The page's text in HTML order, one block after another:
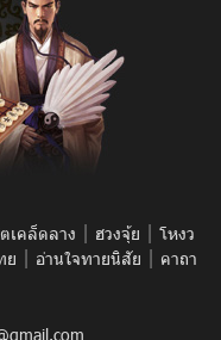
เคล็ดลาง | ฮวงจุ้ย | โหงว
ย | อ่านใจทายนิสัย | คาถา